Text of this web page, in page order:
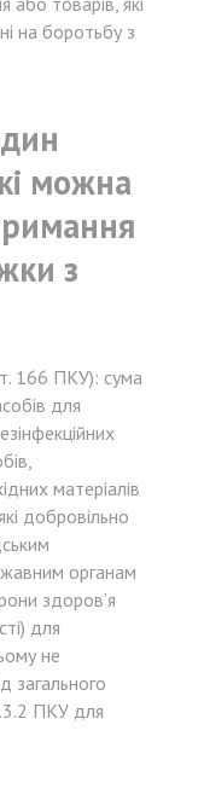
на боротьбу з
можна
з
166 ПКУ): сума
для
матеріалів
добровільно
органам
здоров’я
для
не
загального
ПКУ для